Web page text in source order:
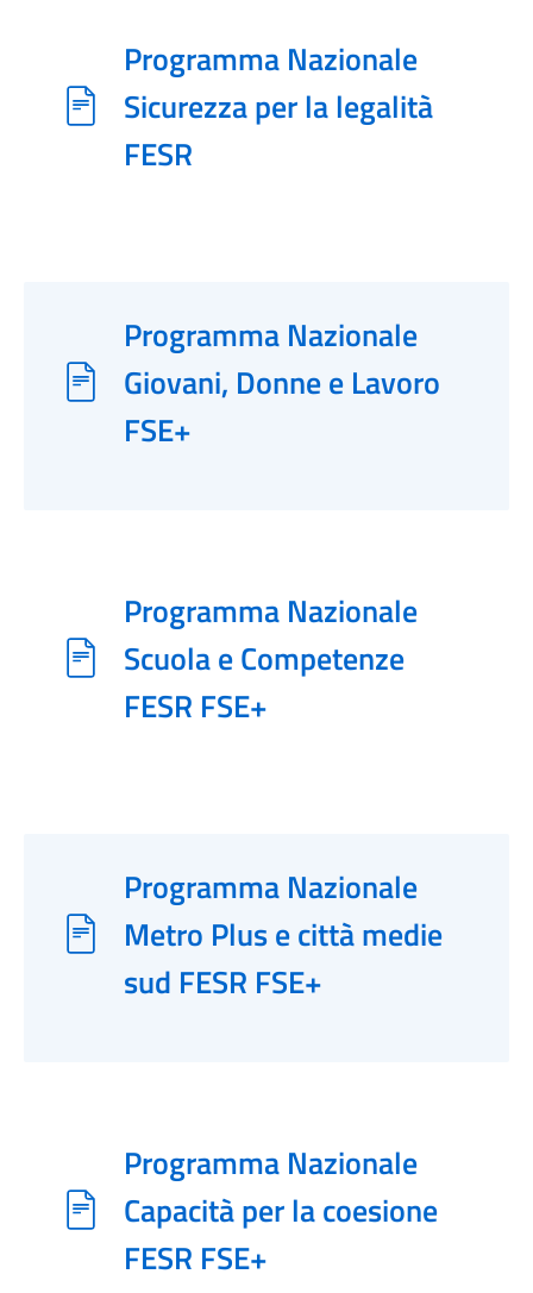
Programma Nazionale
Sicurezza per la legalità
FESR
Programma Nazionale
Giovani, Donne e Lavoro
FSE+
Programma Nazionale
Scuola e Competenze
FESR FSE+
Programma Nazionale
Metro Plus e città medie
sud FESR FSE+
Programma Nazionale
Capacità per la coesione
FESR FSE+